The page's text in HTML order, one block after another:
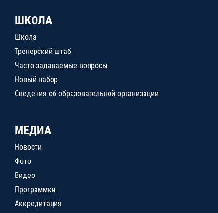
ШКОЛА
Школа
Тренерский штаб
Часто задаваемые вопросы
Новый набор
Сведения об образовательной организации
МЕДИА
Новости
Фото
Видео
Программки
Аккредитация